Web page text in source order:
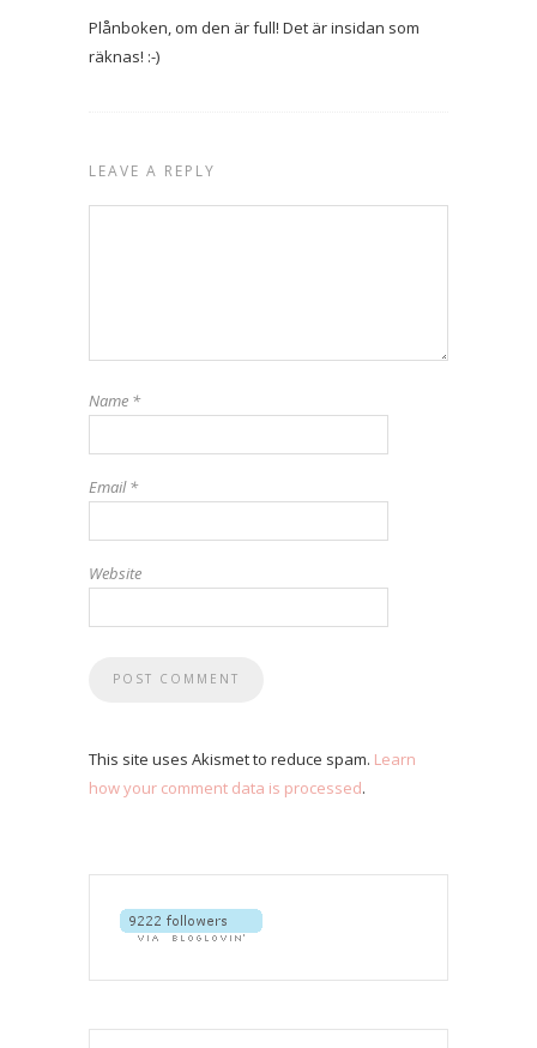
Plånboken, om den är full! Det är insidan som
räknas! :-)
LEAVE A REPLY
Name *
Email*
Website
This site uses Akismet to reduce spam. Learn
how your comment data is processed.